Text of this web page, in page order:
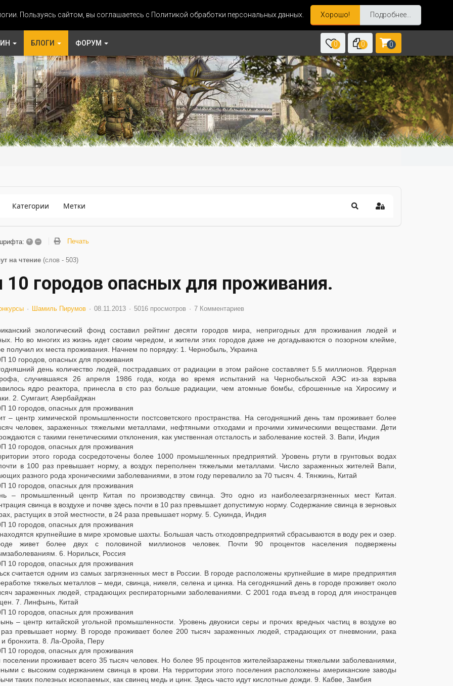
Пользуясь сайтом, вы соглашаетесь с Политикой обработки персональных данных. Хорошо! Подробнее...
БЛОГИ ФОРУМ 0 0 0
Категории Метки
+ – Печать
на чтение (слов - 503)
10 городов опасных для проживания.
Шамиль Пирумов 08.11.2013 5016 просмотров 7 Комментариев
экологический фонд составил рейтинг десяти городов мира, непригодных для проживания людей и
Но во многих из жизнь идет своим чередом, и жители этих городов даже не догадываются о позорном клейме,
получил их места проживания. Начнем по порядку: 1. Чернобыль, Украина
день количество людей, пострадавших от радиации в этом районе составляет 5.5 миллионов. Ядерная
случившаяся 26 апреля 1986 года, когда во время испытаний на Чернобыльской АЭС из-за взрыва
ядро реактора, принесла в сто раз больше радиации, чем атомные бомбы, сброшенные на Хиросиму и
2. Сумгаит, Азербайджан
– центр химической промышленности постсоветского пространства. На сегодняшний день там проживает более
человек, зараженных тяжелыми металлами, нефтяными отходами и прочими химическими веществами. Дети
с такими генетическими отклонения, как умственная отсталость и заболевание костей. 3. Вапи, Индия
этого города сосредоточены более 1000 промышленных предприятий. Уровень ртути в грунтовых водах
в 100 раз превышает норму, а воздух переполнен тяжелыми металлами. Число зараженных жителей Вапи,
разного рода хроническими заболеваниями, в этом году перевалило за 70 тысяч. 4. Тянжинь, Китай
– промышленный центр Китая по производству свинца. Это одно из наиболеезагрязненных мест Китая.
свинца в воздухе и почве здесь почти в 10 раз превышает допустимую норму. Содержание свинца в зерновых
растущих в этой местности, в 24 раза превышает норму. 5. Сукинда, Индия
крупнейшие в мире хромовые шахты. Большая часть отходовпредприятий сбрасываются в воду рек и озер.
живет более двух с половиной миллионов человек. Почти 90 процентов населения подвержены
6. Норильск, Россия
считается одним из самых загрязненных мест в России. В городе расположены крупнейшие в мире предприятия
тяжелых металлов – меди, свинца, никеля, селена и цинка. На сегодняшний день в городе проживет около
зараженных людей, страдающих респираторными заболеваниями. С 2001 года въезд в город для иностранцев
7. Линфынь, Китай
– центр китайской угольной промышленности. Уровень двуокиси серы и прочих вредных частиц в воздухе во
раз превышает норму. В городе проживает более 200 тысяч зараженных людей, страдающих от пневмонии, рака
и бронхита. 8. Ла-Оройа, Перу
поселении проживает всего 35 тысяч человек. Но более 95 процентов жителейзаражены тяжелыми заболеваниями,
с высоким содержанием свинца в крови. На территории этого поселения расположены американские заводы
таких полезных ископаемых, как свинец медь и цинк. Здесь часто идут кислотные дожди. 9. Кабве, Замбия